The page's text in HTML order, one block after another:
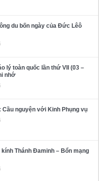
du bốn ngày của Đức Lêô
lý toàn quốc lần thứ VII (03 –
nhớ
Cầu nguyện với Kinh Phụng vụ
Thánh Đaminh – Bổn mạng